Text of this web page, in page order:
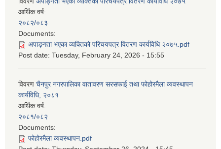
आर्थिक वर्ष:
२०८२/०८३
Documents:
अपाङ्गता भएका व्यक्तिको परिचयपत्र वितरण कार्यविधि २०७५.pdf
Post date: Tuesday, February 24, 2026 - 15:55
विवरण चैनपुर नगरपालिका वातावरण सरसफाई तथा फोहोरमैला व्यवस्थापन
कार्यविधि, २०८१
आर्थिक वर्ष:
२०८१/०८२
Documents:
फोहोरमैला व्यवस्थापन.pdf